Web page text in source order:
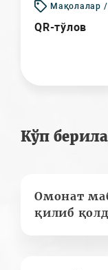
Мақолалар /
QR-тўлов
Кўп
Омонат
қилиб